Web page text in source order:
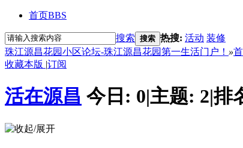
首页BBS
搜索 搜索 热搜: 活动 装修
珠江源昌花园小区论坛-珠江源昌花园第一生活门户！ »
收藏本版 |订阅
活在源昌 今日: 0|主题: 2|排